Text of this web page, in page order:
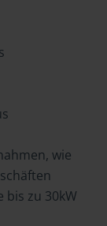
wie
zu 30kW